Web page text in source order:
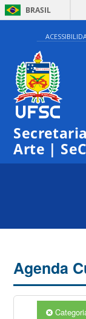
BRASIL
Arte |
Agenda
0:00
1:00
5:00